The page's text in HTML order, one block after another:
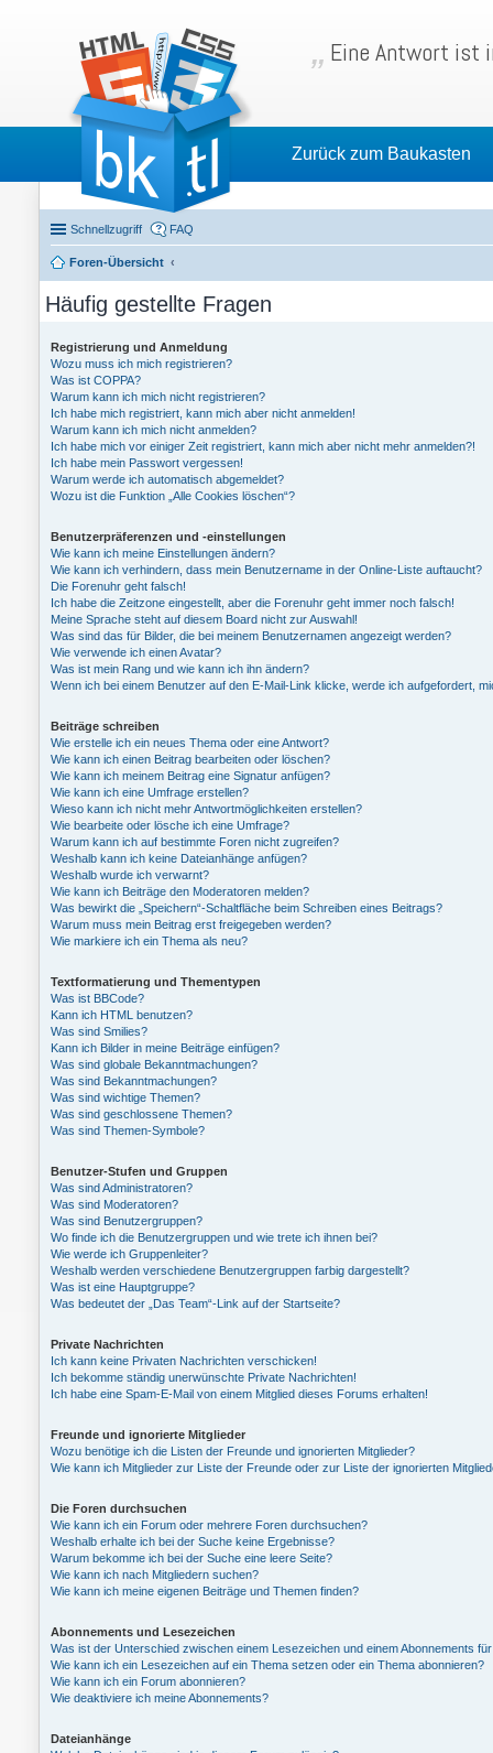
Eine Antwort ist
Zurück zum Baukasten
Schnellzugriff FAQ
Foren-Übersicht
Häufig gestellte Fragen
Registrierung und Anmeldung
Wozu muss ich mich registrieren?
Was ist COPPA?
Warum kann ich mich nicht registrieren?
Ich habe mich registriert, kann mich aber nicht anmelden!
Warum kann ich mich nicht anmelden?
Ich habe mich vor einiger Zeit registriert, kann mich aber nicht mehr anmelden?!
Ich habe mein Passwort vergessen!
Warum werde ich automatisch abgemeldet?
Wozu ist die Funktion „Alle Cookies löschen“?
Benutzerpräferenzen und -einstellungen
Wie kann ich meine Einstellungen ändern?
Wie kann ich verhindern, dass mein Benutzername in der Online-Liste auftaucht?
Die Forenuhr geht falsch!
Ich habe die Zeitzone eingestellt, aber die Forenuhr geht immer noch falsch!
Meine Sprache steht auf diesem Board nicht zur Auswahl!
Was sind das für Bilder, die bei meinem Benutzernamen angezeigt werden?
Wie verwende ich einen Avatar?
Was ist mein Rang und wie kann ich ihn ändern?
Wenn ich bei einem Benutzer auf den E-Mail-Link klicke, werde ich aufgefordert,
Beiträge schreiben
Wie erstelle ich ein neues Thema oder eine Antwort?
Wie kann ich einen Beitrag bearbeiten oder löschen?
Wie kann ich meinem Beitrag eine Signatur anfügen?
Wie kann ich eine Umfrage erstellen?
Wieso kann ich nicht mehr Antwortmöglichkeiten erstellen?
Wie bearbeite oder lösche ich eine Umfrage?
Warum kann ich auf bestimmte Foren nicht zugreifen?
Weshalb kann ich keine Dateianhänge anfügen?
Weshalb wurde ich verwarnt?
Wie kann ich Beiträge den Moderatoren melden?
Was bewirkt die „Speichern“-Schaltfläche beim Schreiben eines Beitrags?
Warum muss mein Beitrag erst freigegeben werden?
Wie markiere ich ein Thema als neu?
Textformatierung und Thementypen
Was ist BBCode?
Kann ich HTML benutzen?
Was sind Smilies?
Kann ich Bilder in meine Beiträge einfügen?
Was sind globale Bekanntmachungen?
Was sind Bekanntmachungen?
Was sind wichtige Themen?
Was sind geschlossene Themen?
Was sind Themen-Symbole?
Benutzer-Stufen und Gruppen
Was sind Administratoren?
Was sind Moderatoren?
Was sind Benutzergruppen?
Wo finde ich die Benutzergruppen und wie trete ich ihnen bei?
Wie werde ich Gruppenleiter?
Weshalb werden verschiedene Benutzergruppen farbig dargestellt?
Was ist eine Hauptgruppe?
Was bedeutet der „Das Team“-Link auf der Startseite?
Private Nachrichten
Ich kann keine Privaten Nachrichten verschicken!
Ich bekomme ständig unerwünschte Private Nachrichten!
Ich habe eine Spam-E-Mail von einem Mitglied dieses Forums erhalten!
Freunde und ignorierte Mitglieder
Wozu benötige ich die Listen der Freunde und ignorierten Mitglieder?
Wie kann ich Mitglieder zur Liste der Freunde oder zur Liste der ignorierten
Die Foren durchsuchen
Wie kann ich ein Forum oder mehrere Foren durchsuchen?
Weshalb erhalte ich bei der Suche keine Ergebnisse?
Warum bekomme ich bei der Suche eine leere Seite?
Wie kann ich nach Mitgliedern suchen?
Wie kann ich meine eigenen Beiträge und Themen finden?
Abonnements und Lesezeichen
Was ist der Unterschied zwischen einem Lesezeichen und einem Abonnements
Wie kann ich ein Lesezeichen auf ein Thema setzen oder ein Thema abonnieren?
Wie kann ich ein Forum abonnieren?
Wie deaktiviere ich meine Abonnements?
Dateianhänge